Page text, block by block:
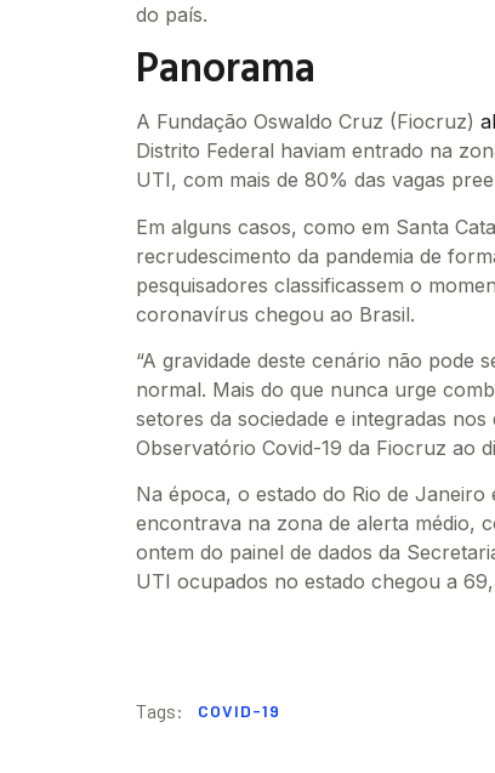
do país.
Panorama
A Fundação Oswaldo Cruz (Fiocruz)
Distrito Federal haviam entrado na
UTI, com mais de 80% das vagas
Em alguns casos, como em Santa
recrudescimento da pandemia de
pesquisadores classificassem o
coronavírus chegou ao Brasil.
“A gravidade deste cenário não pode
normal. Mais do que nunca urge
setores da sociedade e integradas
Observatório Covid-19 da Fiocruz ao
Na época, o estado do Rio de
encontrava na zona de alerta médio,
ontem do painel de dados da
UTI ocupados no estado chegou a
Tags: COVID-19